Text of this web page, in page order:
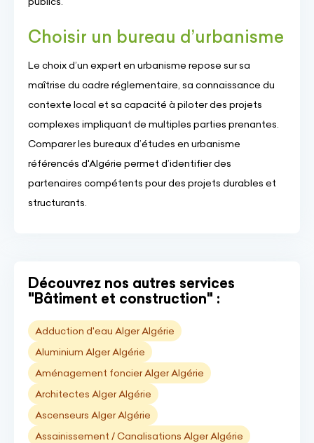
Choisir un bureau d’urbanisme
Le choix d’un expert en urbanisme repose sur sa
maîtrise du cadre réglementaire, sa connaissance du
contexte local et sa capacité à piloter des projets
complexes impliquant de multiples parties prenantes.
Comparer les bureaux d’études en urbanisme
référencés d'Algérie permet d’identifier des
partenaires compétents pour des projets durables et
structurants.
Découvrez nos autres services
"Bâtiment et construction" :
Adduction d'eau Alger Algérie
Aluminium Alger Algérie
Aménagement foncier Alger Algérie
Architectes Alger Algérie
Ascenseurs Alger Algérie
Assainissement / Canalisations Alger Algérie